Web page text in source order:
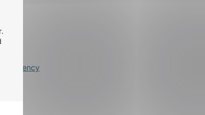
Agency